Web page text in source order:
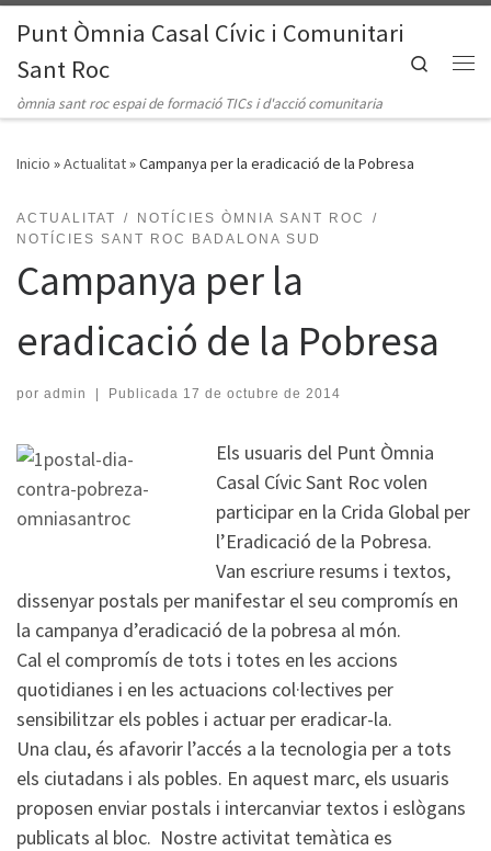
Saltar al contenido
Punt Òmnia Casal Cívic i Comunitari
Sant Roc
òmnia sant roc espai de formació TICs i d'acció comunitaria
Search
Inicio »Actualitat»Campanya per la eradicació de la Pobresa
ACTUALITAT
NOTÍCIES ÒMNIA SANT ROC
NOTÍCIES SANT ROC BADALONA SUD
Campanya per la
eradicació de la Pobresa
por admin | Publicada 17 de octubre de 2014
Els usuaris del Punt Òmnia
Casal Cívic Sant Roc volen
participar en la Crida Global per
l’Eradicació de la Pobresa.
Van escriure resums i textos,
dissenyar postals per manifestar el seu compromís en
la campanya d’eradicació de la pobresa al món.
Cal el compromís de tots i totes en les accions
quotidianes i en les actuacions col·lectives per
sensibilitzar els pobles i actuar per eradicar-la.
Una clau, és afavorir l’accés a la tecnologia per a tots
els ciutadans i als pobles. En aquest marc, els usuaris
proposen enviar postals i intercanviar textos i eslògans
publicats al bloc. Nostre activitat temàtica es